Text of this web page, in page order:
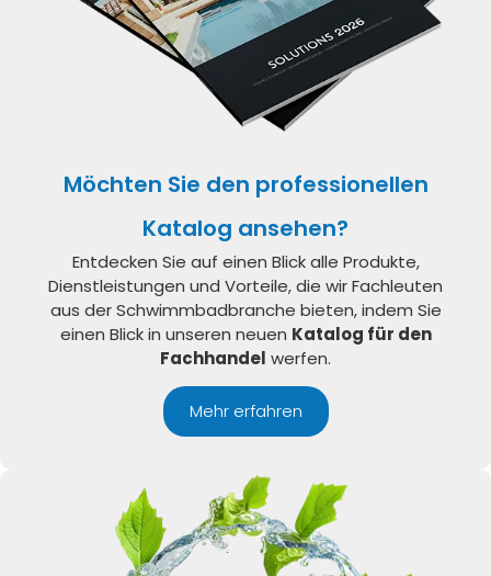
Möchten Sie den professionellen
Katalog ansehen?
Entdecken Sie auf einen Blick alle Produkte,
Dienstleistungen und Vorteile, die wir Fachleuten
aus der Schwimmbadbranche bieten, indem Sie
einen Blick in unseren neuen Katalog für den
Fachhandel werfen.
Mehr erfahren